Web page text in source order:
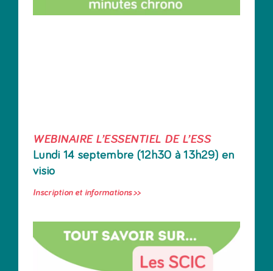
WEBINAIRE L’ESSENTIEL DE L’ESS
Lundi 14 septembre (12h30 à 13h29) en
visio
Inscription et informations >>